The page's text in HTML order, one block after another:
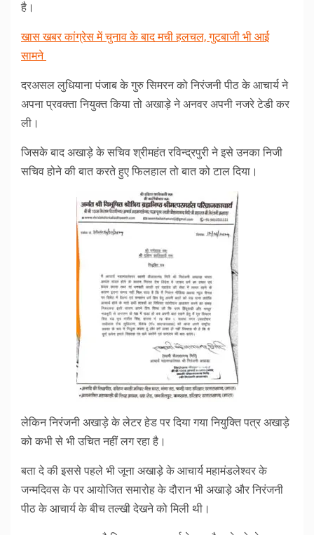
है।
खास खबर कांग्रेस में चुनाव के बाद मची हलचल, गुटबाजी भी आई
सामने
दरअसल लुधियाना पंजाब के गुरु सिमरन को निरंजनी पीठ के आचार्य ने
अपना प्रवक्ता नियुक्त किया तो अखाड़े ने अनवर अपनी नजरे टेडी कर
ली।
जिसके बाद अखाड़े के सचिव श्रीमहंत रविन्द्रपुरी ने इसे उनका निजी
सचिव होने की बात करते हुए फिलहाल तो बात को टाल दिया।
लेकिन निरंजनी अखाड़े के लेटर हेड पर दिया गया नियुक्ति पत्र अखाड़े
को कभी से भी उचित नहीं लग रहा है।
बता दे की इससे पहले भी जूना अखाड़े के आचार्य महामंडलेश्वर के
जन्मदिवस के पर आयोजित समारोह के दौरान भी अखाड़े और निरंजनी
पीठ के आचार्य के बीच तल्खी देखने को मिली थी।